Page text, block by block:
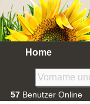
Home
57 Benutzer Online